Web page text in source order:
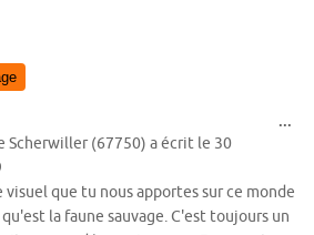
Scherwiller (67750) a écrit le 30
visuel que tu nous apportes sur ce monde
la faune sauvage. C'est toujours un
...